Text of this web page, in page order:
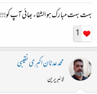
بہت بہت مبارک ہو الشفاء بھائی آپ کو!!!
1
محمد عدنان اکبری نقیبی
لائبریرین